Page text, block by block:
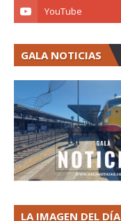
GALA NOTICIAS
LA IMAGEN DEL DÍA